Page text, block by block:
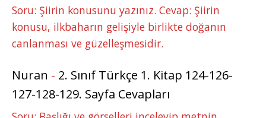
Soru: Şiirin konusunu yazınız. Cevap: Şiirin
konusu, ilkbaharın gelişiyle birlikte doğanın
canlanması ve güzelleşmesidir.
Nuran - 2. Sınıf Türkçe 1. Kitap 124-126-
127-128-129. Sayfa Cevapları